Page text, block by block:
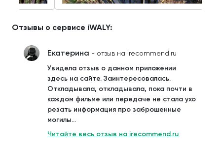
Отзывы о сервисе iWALY:
Екатерина - отзыв на irecommend.ru
Увидела отзыв о данном приложении
здесь на сайте. Заинтересовалась.
Откладывала, откладывала, пока почти в
каждом фильме или передаче не стала ухо
резать информация про заброшенные
могилы...
Читайте весь отзыв на irecommend.ru